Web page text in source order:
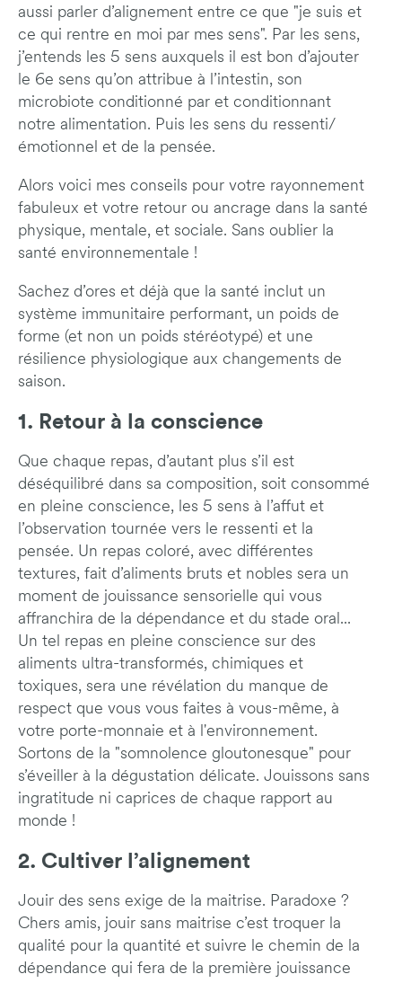
aussi parler d’alignement entre ce que "je suis et
ce qui rentre en moi par mes sens". Par les sens,
j’entends les 5 sens auxquels il est bon d’ajouter
le 6e sens qu’on attribue à l’intestin, son
microbiote conditionné par et conditionnant
notre alimentation. Puis les sens du ressenti/
émotionnel et de la pensée.
Alors voici mes conseils pour votre rayonnement
fabuleux et votre retour ou ancrage dans la santé
physique, mentale, et sociale. Sans oublier la
santé environnementale !
Sachez d’ores et déjà que la santé inclut un
système immunitaire performant, un poids de
forme (et non un poids stéréotypé) et une
résilience physiologique aux changements de
saison.
1. Retour à la conscience
Que chaque repas, d’autant plus s’il est
déséquilibré dans sa composition, soit consommé
en pleine conscience, les 5 sens à l’affut et
l’observation tournée vers le ressenti et la
pensée. Un repas coloré, avec différentes
textures, fait d’aliments bruts et nobles sera un
moment de jouissance sensorielle qui vous
affranchira de la dépendance et du stade oral...
Un tel repas en pleine conscience sur des
aliments ultra-transformés, chimiques et
toxiques, sera une révélation du manque de
respect que vous vous faites à vous-même, à
votre porte-monnaie et à l'environnement.
Sortons de la "somnolence gloutonesque" pour
s’éveiller à la dégustation délicate. Jouissons sans
ingratitude ni caprices de chaque rapport au
monde !
2. Cultiver l’alignement
Jouir des sens exige de la maitrise. Paradoxe ?
Chers amis, jouir sans maitrise c’est troquer la
qualité pour la quantité et suivre le chemin de la
dépendance qui fera de la première jouissance